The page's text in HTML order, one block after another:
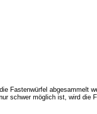
Fastenwürfel abgesammelt
schwer möglich ist, wird die